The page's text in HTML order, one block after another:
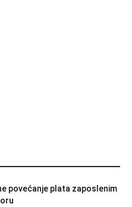
povećanje plata zaposlenim